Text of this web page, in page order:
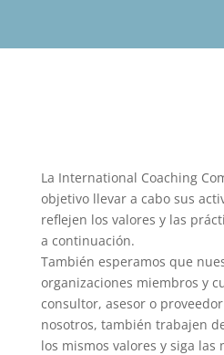
La International Coaching
objetivo llevar a cabo sus
reflejen los valores y las
a continuación.
También esperamos que
organizaciones miembros y
consultor, asesor o
nosotros, también trabajen
los mismos valores y siga las